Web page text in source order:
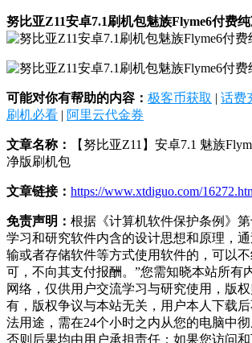
努比亚Z11安卓7.1刷机包魅族Flyme6付费
可能对你有帮助的内容： 极客币获取 | 话费
刷机必看 | 阿里云代金券
文章名称：
【努比亚Z11】安卓7.1 魅族
净版刷机包
文章链接： https://www.xtdiguo.com/
免责声明： 根据《计算机软件保护条例》
学习和研究软件内含的设计思想和原理，
输或者存储软件等方式使用软件的，可以
可，不向其支付报酬。”您需知晓本站所有
网络，仅供用户交流学习与研究使用，版
有，版权争议与本站无关，用户本人下载
法用途，需在24个小时之内从您的电脑中彻
否则后果均由用户承担责任；如果您访问